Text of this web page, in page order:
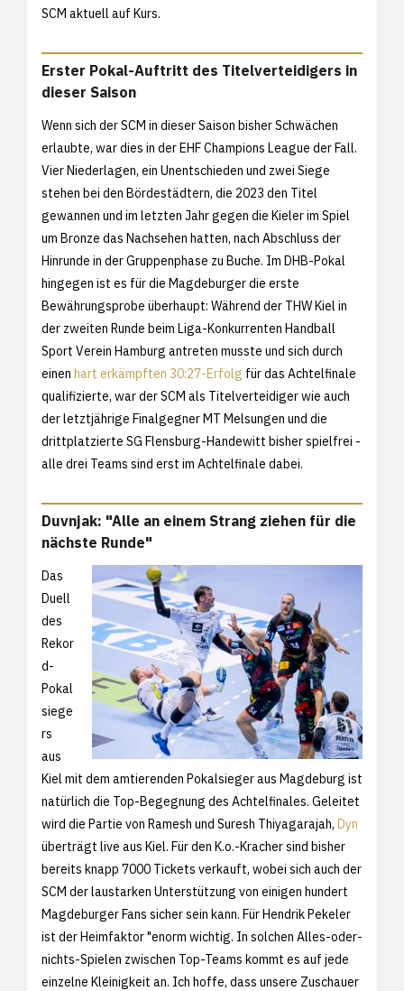
SCM aktuell auf Kurs.
Erster Pokal-Auftritt des Titelverteidigers in
dieser Saison
Wenn sich der SCM in dieser Saison bisher Schwächen
erlaubte, war dies in der EHF Champions League der Fall.
Vier Niederlagen, ein Unentschieden und zwei Siege
stehen bei den Bördestädtern, die 2023 den Titel
gewannen und im letzten Jahr gegen die Kieler im Spiel
um Bronze das Nachsehen hatten, nach Abschluss der
Hinrunde in der Gruppenphase zu Buche. Im DHB-Pokal
hingegen ist es für die Magdeburger die erste
Bewährungsprobe überhaupt: Während der THW Kiel in
der zweiten Runde beim Liga-Konkurrenten Handball
Sport Verein Hamburg antreten musste und sich durch
einen hart erkämpften 30:27-Erfolg für das Achtelfinale
qualifizierte, war der SCM als Titelverteidiger wie auch
der letztjährige Finalgegner MT Melsungen und die
drittplatzierte SG Flensburg-Handewitt bisher spielfrei -
alle drei Teams sind erst im Achtelfinale dabei.
Duvnjak: "Alle an einem Strang ziehen für die
nächste Runde"
Das
Duell
des
Rekor
d-
Pokal
siege
rs
aus
Kiel mit dem amtierenden Pokalsieger aus Magdeburg ist
natürlich die Top-Begegnung des Achtelfinales. Geleitet
wird die Partie von Ramesh und Suresh Thiyagarajah, Dyn
überträgt live aus Kiel. Für den K.o.-Kracher sind bisher
bereits knapp 7000 Tickets verkauft, wobei sich auch der
SCM der laustarken Unterstützung von einigen hundert
Magdeburger Fans sicher sein kann. Für Hendrik Pekeler
ist der Heimfaktor "enorm wichtig. In solchen Alles-oder-
nichts-Spielen zwischen Top-Teams kommt es auf jede
einzelne Kleinigkeit an. Ich hoffe, dass unsere Zuschauer